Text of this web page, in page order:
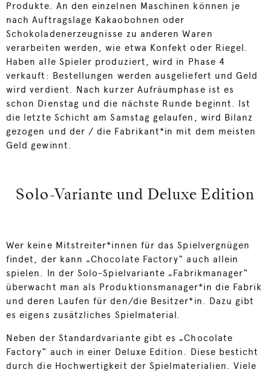
Produkte. An den einzelnen Maschinen können je
nach Auftragslage Kakaobohnen oder
Schokoladenerzeugnisse zu anderen Waren
verarbeiten werden, wie etwa Konfekt oder Riegel.
Haben alle Spieler produziert, wird in Phase 4
verkauft: Bestellungen werden ausgeliefert und Geld
wird verdient. Nach kurzer Aufräumphase ist es
schon Dienstag und die nächste Runde beginnt. Ist
die letzte Schicht am Samstag gelaufen, wird Bilanz
gezogen und der / die Fabrikant*in mit dem meisten
Geld gewinnt.
Solo-Variante und Deluxe Edition
Wer keine Mitstreiter*innen für das Spielvergnügen
findet, der kann „Chocolate Factory“ auch allein
spielen. In der Solo-Spielvariante „Fabrikmanager“
überwacht man als Produktionsmanager*in die Fabrik
und deren Laufen für den/die Besitzer*in. Dazu gibt
es eigens zusätzliches Spielmaterial.
Neben der Standardvariante gibt es „Chocolate
Factory“ auch in einer Deluxe Edition. Diese besticht
durch die Hochwertigkeit der Spielmaterialien. Viele